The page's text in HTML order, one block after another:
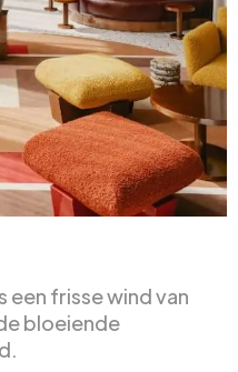
een frisse wind van
bloeiende